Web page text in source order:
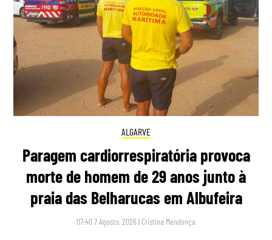
ALGARVE
Paragem cardiorrespiratória provoca
morte de homem de 29 anos junto à
praia das Belharucas em Albufeira
07:40 7 Agosto, 2026 | Cristina Mendonça